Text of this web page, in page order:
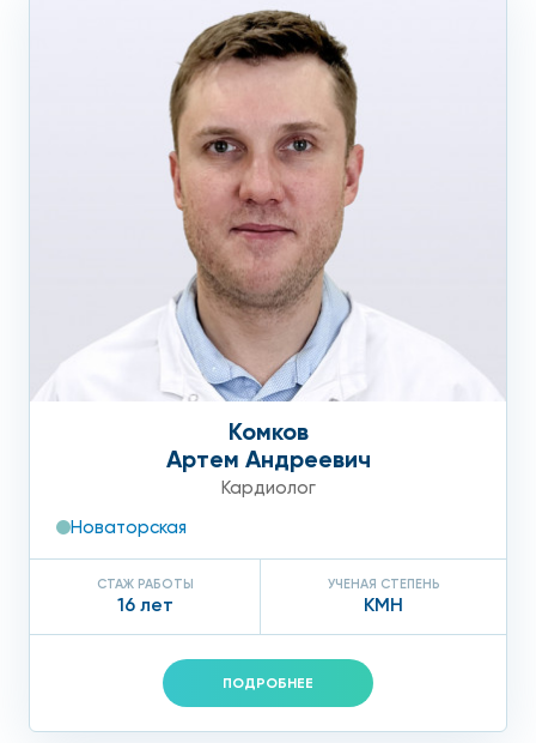
Комков
Артем Андреевич
Кардиолог
Новаторская
СТАЖ РАБОТЫ
16 лет
УЧЕНАЯ СТЕПЕНЬ
КМН
ПОДРОБНЕЕ